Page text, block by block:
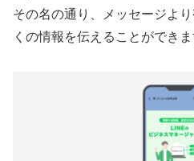
その名の通り、メッセージよ
くの情報を伝えることができま